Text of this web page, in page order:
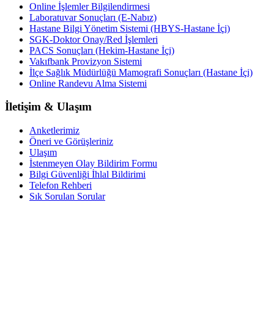
Online İşlemler Bilgilendirmesi
Laboratuvar Sonuçları (E-Nabız)
Hastane Bilgi Yönetim Sistemi (HBYS-Hastane İçi)
SGK-Doktor Onay/Red İşlemleri
PACS Sonuçları (Hekim-Hastane İçi)
Vakıfbank Provizyon Sistemi
İlçe Sağlık Müdürlüğü Mamografi Sonuçları (Hastane İçi)
Online Randevu Alma Sistemi
İletişim & Ulaşım
Anketlerimiz
Öneri ve Görüşleriniz
Ulaşım
İstenmeyen Olay Bildirim Formu
Bilgi Güvenliği İhlal Bildirimi
Telefon Rehberi
Sık Sorulan Sorular